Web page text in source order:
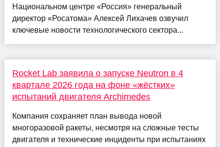
Национальном центре «Россия» генеральный
директор «Росатома» Алексей Лихачев озвучил
ключевые новости технологического сектора...
Rocket Lab заявила о запуске Neutron в 4
квартале 2026 года на фоне «жёстких»
испытаний двигателя Archimedes
Компания сохраняет план вывода новой
многоразовой ракеты, несмотря на сложные тесты
двигателя и технические инциденты при испытаниях